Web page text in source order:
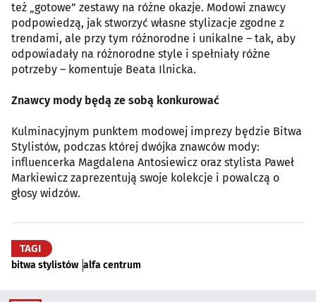
też „gotowe” zestawy na różne okazje. Modowi znawcy
podpowiedzą, jak stworzyć własne stylizacje zgodne z
trendami, ale przy tym różnorodne i unikalne – tak, aby
odpowiadały na różnorodne style i spełniały różne
potrzeby – komentuje Beata Ilnicka.
Znawcy mody będą ze sobą konkurować
Kulminacyjnym punktem modowej imprezy będzie Bitwa
Stylistów, podczas której dwójka znawców mody:
influencerka Magdalena Antosiewicz oraz stylista Paweł
Markiewicz zaprezentują swoje kolekcje i powalczą o
głosy widzów.
TAGI
bitwa stylistów alfa centrum